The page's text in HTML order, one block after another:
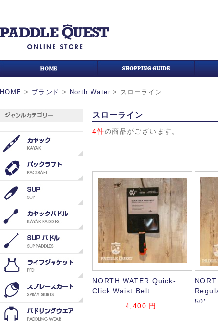
HOME > ブランド > North Water > スローライン
スローライン
4件の商品がございます。
NORTH WATER Quick-
Click Waist Belt
4,400 円
50′